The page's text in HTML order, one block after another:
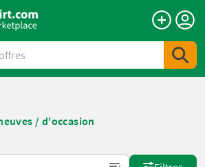
/ d'occasion
sont triées sur Landwirt.com